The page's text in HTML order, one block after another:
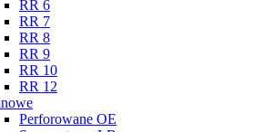
RR 6
RR 7
RR 8
RR 9
RR 10
RR 12
Perforowane OE